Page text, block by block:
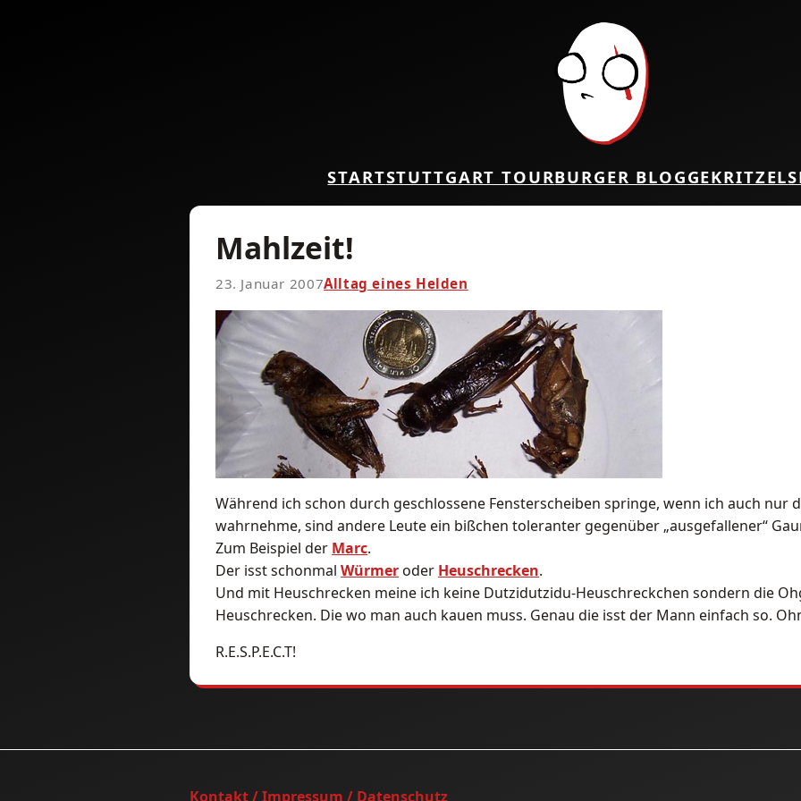
STARTSTUTTGART TOURBURGER BLOGGEKRITZEL
Mahlzeit!
23. Januar 2007Alltag eines Helden
Während ich schon durch geschlossene Fensterscheiben springe, wenn ich auch nur
wahrnehme, sind andere Leute ein bißchen toleranter gegenüber „ausgefallener“
Zum Beispiel der Marc.
Der isst schonmal Würmeroder Heuschrecken.
Und mit Heuschrecken meine ich keine Dutzidutzidu-Heuschreckchen sondern die
Heuschrecken. Die wo man auch kauen muss. Genau die isst der Mann einfach so.
R.E.S.P.E.C.T!
Kontakt / Impressum / Datenschutz